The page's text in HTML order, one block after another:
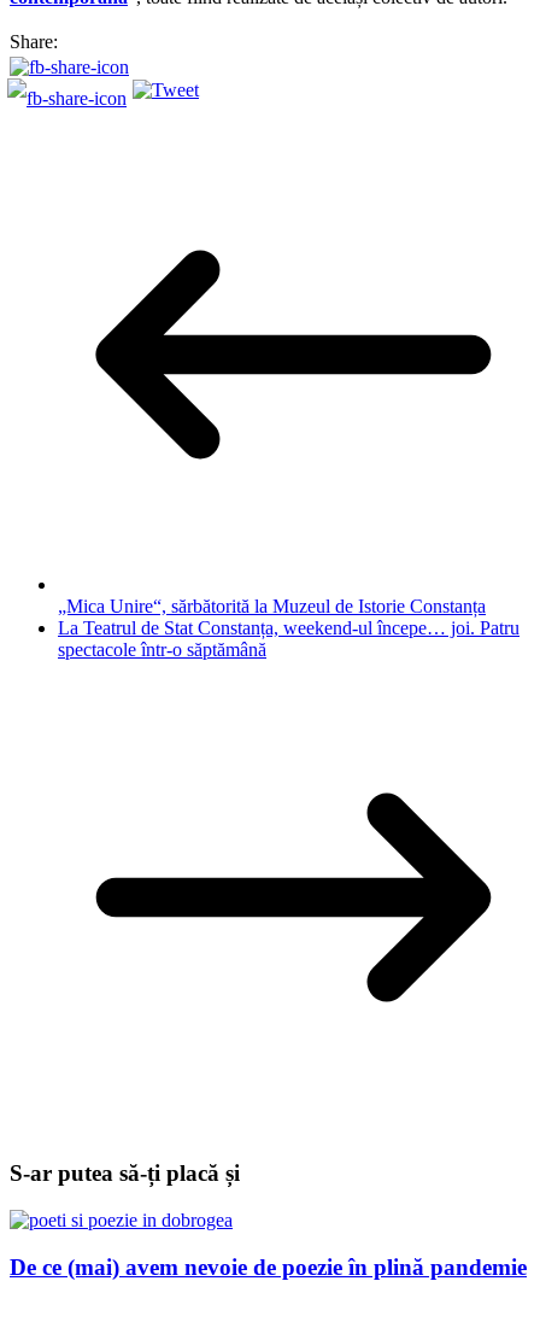
Share:
„Mica Unire“, sărbătorită la Muzeul de Istorie Constanța
La Teatrul de Stat Constanța, weekend-ul începe… joi. Patru
spectacole într-o săptămână
S-ar putea să-ți placă și
De ce (mai) avem nevoie de poezie în plină pandemie